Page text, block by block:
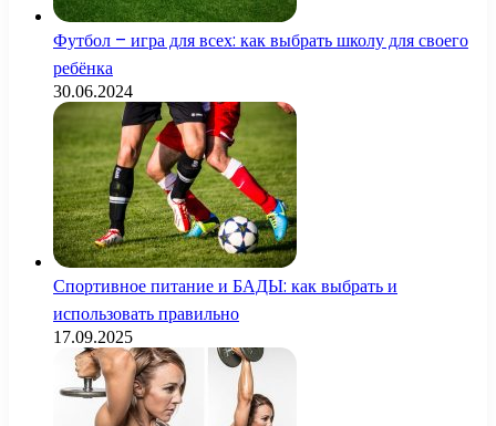
Футбол – игра для всех: как выбрать школу для своего
ребёнка
30.06.2024
Спортивное питание и БАДЫ: как выбрать и
использовать правильно
17.09.2025